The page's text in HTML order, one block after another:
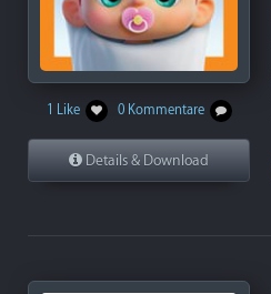
1 Like 0 Kommentare
Details & Download